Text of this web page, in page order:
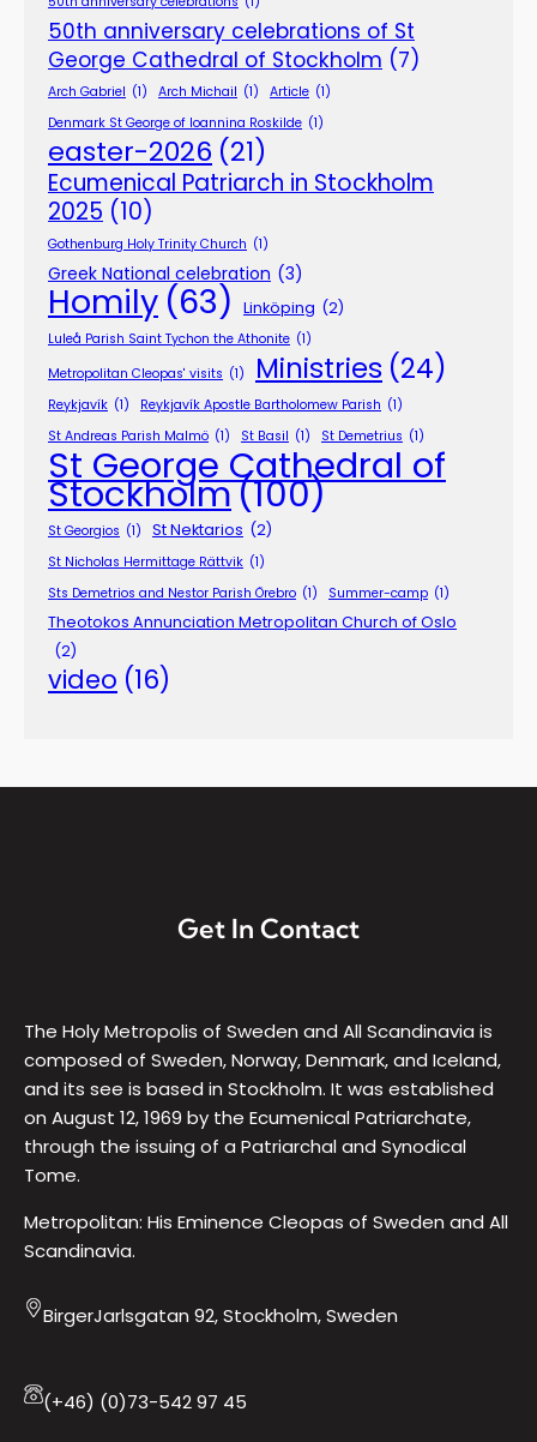
50th anniversary celebrations of St
George Cathedral of Stockholm (7)
Arch Gabriel (1) Arch Michail (1) Article (1)
Denmark St George of Ioannina Roskilde (1)
easter-2026 (21)
Ecumenical Patriarch in Stockholm
2025 (10)
Gothenburg Holy Trinity Church (1)
Greek National celebration (3)
Homily (63) Linköping (2)
Luleå Parish Saint Tychon the Athonite (1)
Metropolitan Cleopas' visits (1) Ministries (24)
Reykjavík (1) Reykjavík Apostle Bartholomew Parish (1)
St Andreas Parish Malmö (1) St Basil (1) St Demetrius (1)
St George Cathedral of
Stockholm(100)
St Georgios (1) St Nektarios (2)
St Nicholas Hermittage Rättvik (1)
Sts Demetrios and Nestor Parish Örebro (1) Summer-camp (1)
Theotokos Annunciation Metropolitan Church of Oslo
(2)
video (16)
Get In Contact
The Holy Metropolis of Sweden and All Scandinavia is
composed of Sweden, Norway, Denmark, and Iceland,
and its see is based in Stockholm. It was established
on August 12, 1969 by the Ecumenical Patriarchate,
through the issuing of a Patriarchal and Synodical
Tome.
Metropolitan: His Eminence Cleopas of Sweden and All
Scandinavia.
BirgerJarlsgatan 92, Stockholm, Sweden
(+46) (0)73-542 97 45